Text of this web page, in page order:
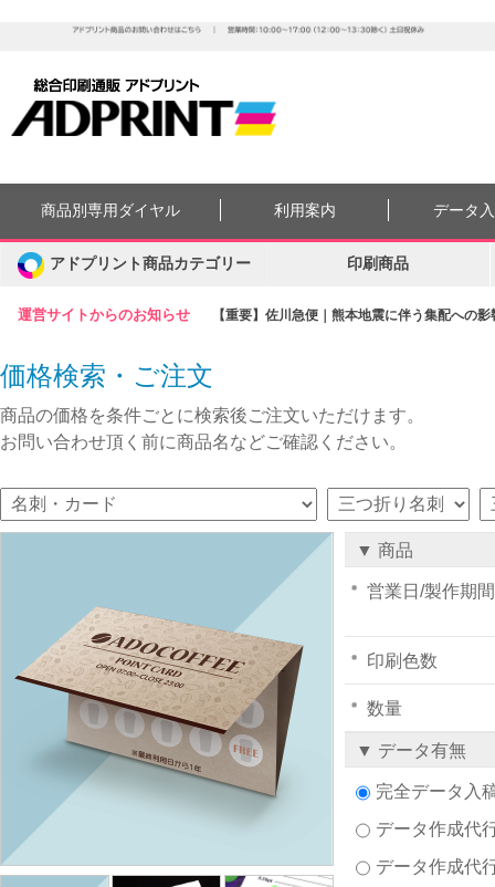
運営サイトからのお知らせ 【重要】佐川急便｜熊本地震に伴う集配への
商品別専用ダイヤル 利用案内 データ
アドプリント商品カテゴリー 印刷商品
価格検索・ご注文
商品の価格を条件ごとに検索後ご注文いただけます。
お問い合わせ頂く前に商品名などご確認ください。
▼ 商品
営業日/製作期間
印刷色数
数量
▼ データ有無
完全データ入
データ作成代
データ作成代